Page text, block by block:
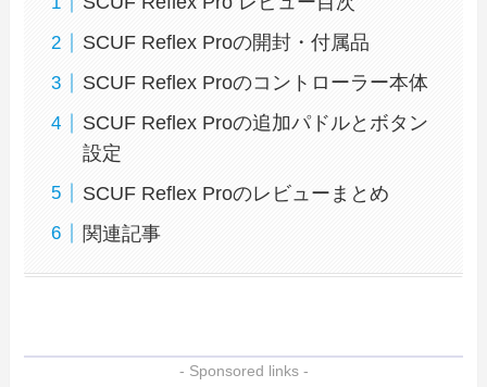
SCUF Reflex Proの開封・付属品
SCUF Reflex Proのコントローラー本体
SCUF Reflex Proの追加パドルとボタン
設定
SCUF Reflex Proのレビューまとめ
関連記事
- Sponsored links -